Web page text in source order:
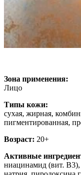
Зона применения:
Лицо
Типы кожи:
cухая, жирная,
пигментированная,
Возраст: 20+
Активные
ниацинамид (вит. В3),